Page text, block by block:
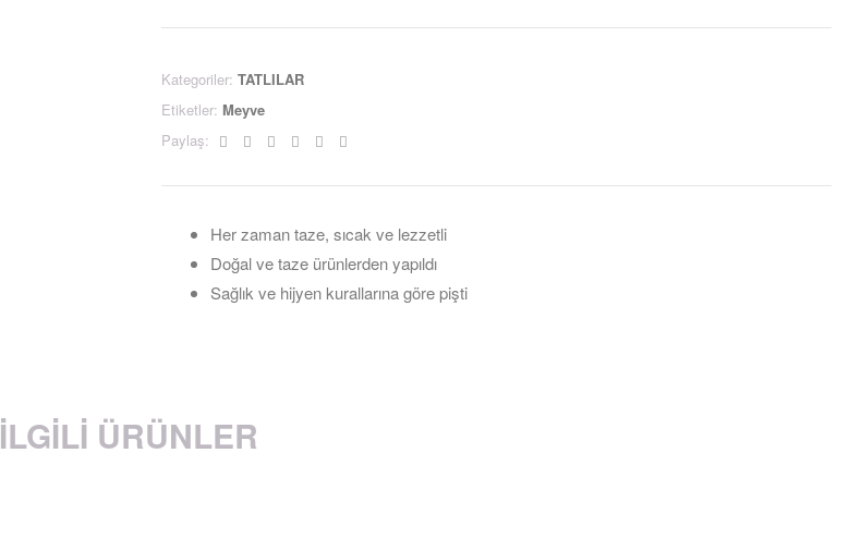
Kategoriler: TATLILAR
Etiketler: Meyve
Paylaş:
Facebook
TwitterLinkedinGoogle+Pinterest
Her zaman taze, sıcak ve lezzetli
Doğal ve taze ürünlerden yapıldı
Sağlık ve hijyen kurallarına göre pişti
İLGILI ÜRÜNLER